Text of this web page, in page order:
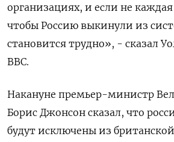
организациях, и если не каждая
чтобы Россию выкинули из
становится трудно», - сказал
BBC.
Накануне премьер-министр
Борис Джонсон сказал, что
будут исключены из